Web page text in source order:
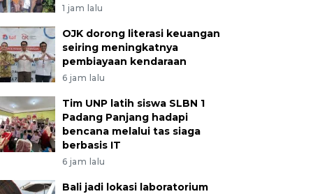
1 jam lalu
OJK dorong literasi keuangan
seiring meningkatnya
pembiayaan kendaraan
6 jam lalu
Tim UNP latih siswa SLBN 1
Padang Panjang hadapi
bencana melalui tas siaga
berbasis IT
6 jam lalu
Bali jadi lokasi laboratorium